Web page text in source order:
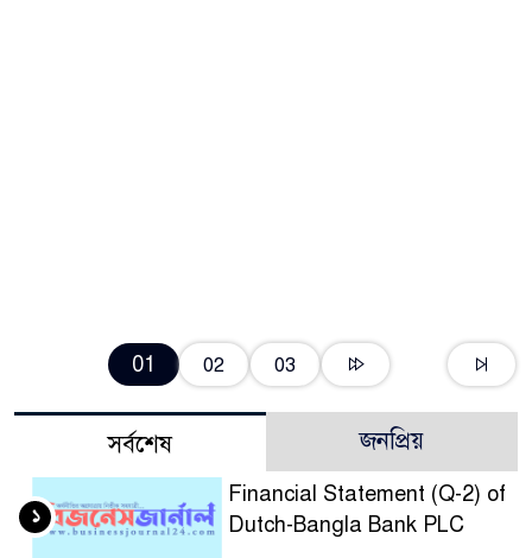
01 02 03
সর্বশেষ জনপ্রিয়
Financial Statement (Q-2) of
Dutch-Bangla Bank PLC
১